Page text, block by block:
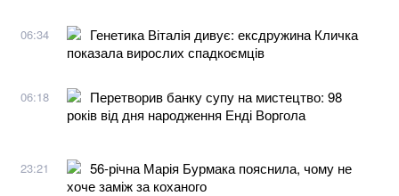
06:34
Генетика Віталія дивує: ексдружина Кличка
показала вирослих спадкоємців
06:18
Перетворив банку супу на мистецтво: 98
років від дня народження Енді Воргола
23:21
56-річна Марія Бурмака пояснила, чому не
хоче заміж за коханого